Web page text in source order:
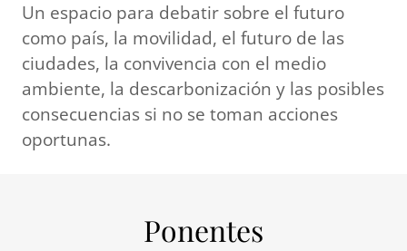
Un espacio para debatir sobre el futuro
como país, la movilidad, el futuro de las
ciudades, la convivencia con el medio
ambiente, la descarbonización y las posibles
consecuencias si no se toman acciones
oportunas.
Ponentes